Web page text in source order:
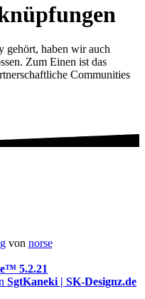
gehört, haben wir auch
Zum Einen ist das
Communities
von norse
5.2.21
SgtKaneki | SK-Designz.de